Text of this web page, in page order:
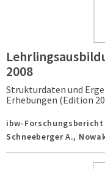
2008
Strukturdaten und
Erhebungen (Edition
ibw-Forschungsbericht
Schneeberger A.,